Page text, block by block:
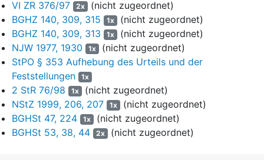
Vertrags zwischen der K. und der ARGE waren deshalb auch
„Zusätzliche Technische Vertragsbedingungen Nord-Süd-
Stadtbahn“, in denen darauf hingewiesen wurde, dass im
Erdreich Findlinge vorkommen und zu Problemen bei der
Erstellung der Schlitzwand führen könnten; überdies könnten
durch Fehlstellen in der Wand Boden- bzw. Wassereinbrüche
eintreten, die zu Schäden an umliegenden Gebäuden führen
könnten. Es gebe nur geringe Möglichkeiten, Risiken im Vorlauf
sicher zu erkennen und zu vermeiden, die
Problembeherrschung erfolge durch genaue Kontrolle der
Schlitzwandarbeiten. Diese sollte nach einem Kontrollplan
VI ZR 376/97
2x (nicht zugeordnet)
BGHZ 140, 309, 315
1x (nicht zugeordnet)
BGHZ 140, 309, 313
1x (nicht zugeordnet)
NJW 1977, 1930
1x (nicht zugeordnet)
StPO § 353 Aufhebung des Urteils und der
Feststellungen
1x
2 StR 76/98 1x (nicht zugeordnet)
NStZ 1999, 206, 207
1x (nicht zugeordnet)
BGHSt 47, 224
1x (nicht zugeordnet)
BGHSt 53, 38, 44
2x (nicht zugeordnet)